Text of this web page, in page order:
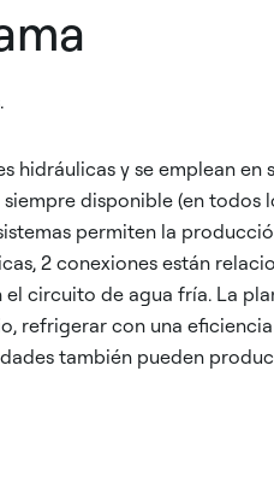
hidráulicas y se emplean en
disponible (en todos
permiten la
2 conexiones están
circuito de agua fría. La
refrigerar con una
también pueden